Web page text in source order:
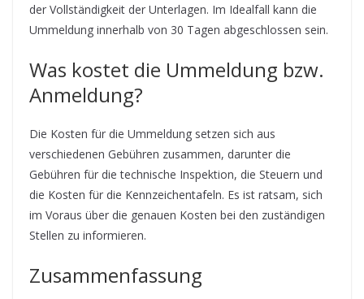
der Vollständigkeit der Unterlagen. Im Idealfall kann die
Ummeldung innerhalb von 30 Tagen abgeschlossen sein.
Was kostet die Ummeldung bzw.
Anmeldung?
Die Kosten für die Ummeldung setzen sich aus
verschiedenen Gebühren zusammen, darunter die
Gebühren für die technische Inspektion, die Steuern und
die Kosten für die Kennzeichentafeln. Es ist ratsam, sich
im Voraus über die genauen Kosten bei den zuständigen
Stellen zu informieren.
Zusammenfassung